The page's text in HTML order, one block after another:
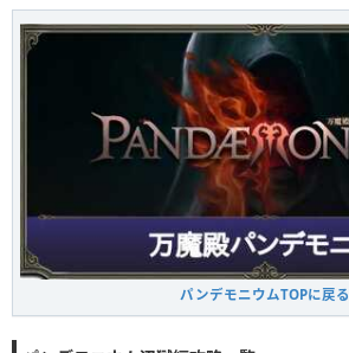
パンデモニウムTOPに戻る